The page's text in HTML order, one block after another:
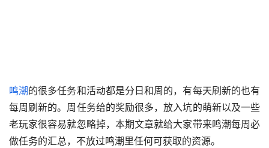
鸣潮的很多任务和活动都是分日和周的，有每天刷新的也有
每周刷新的。周任务给的奖励很多，放入坑的萌新以及一些
老玩家很容易就忽略掉，本期文章就给大家带来鸣潮每周必
做任务的汇总，不放过鸣潮里任何可获取的资源。